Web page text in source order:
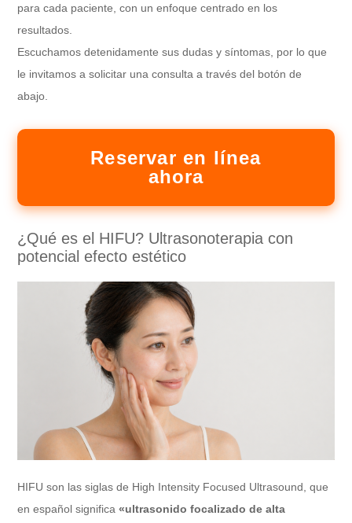
para cada paciente, con un enfoque centrado en los
resultados.
Escuchamos detenidamente sus dudas y síntomas, por lo que
le invitamos a solicitar una consulta a través del botón de
abajo.
Reservar en línea
ahora
¿Qué es el HIFU? Ultrasonoterapia con
potencial efecto estético
HIFU son las siglas de High Intensity Focused Ultrasound, que
en español significa «ultrasonido focalizado de alta